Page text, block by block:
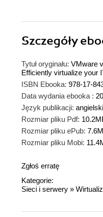
Szczegóły
Tytuł oryginału: VMware
Efficiently virtualize your
ISBN Ebooka: 978-17-
Data wydania ebooka :
Język publikacji: angielski
Rozmiar pliku Pdf:
Rozmiar pliku ePub:
Rozmiar pliku Mobi:
Zgłoś erratę
Kategorie:
Sieci i serwery »